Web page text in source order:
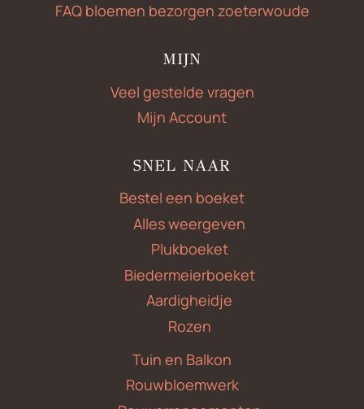
FAQ bloemen bezorgen zoeterwoude
MIJN
Veel gestelde vragen
Mijn Account
SNEL NAAR
Bestel een boeket
Alles weergeven
Plukboeket
Biedermeierboeket
Aardigheidje
Rozen
Tuin en Balkon
Rouwbloemwerk